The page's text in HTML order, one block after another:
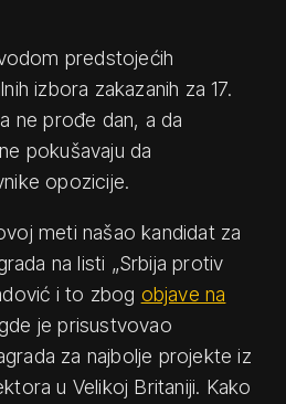
predstojećih
izbora zakazanih za 17.
ne prođe dan, a da
pokušavaju da
opozicije.
meti našao kandidat za
na listi „Srbija protiv
i to zbog objave na
je prisustvovao
za najbolje projekte iz
u Velikoj Britaniji. Kako